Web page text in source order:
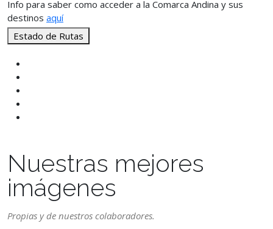
Info para saber como acceder a la Comarca Andina y sus
destinos aquí
Estado de Rutas
Nuestras mejores
imágenes
Propias y de nuestros colaboradores.